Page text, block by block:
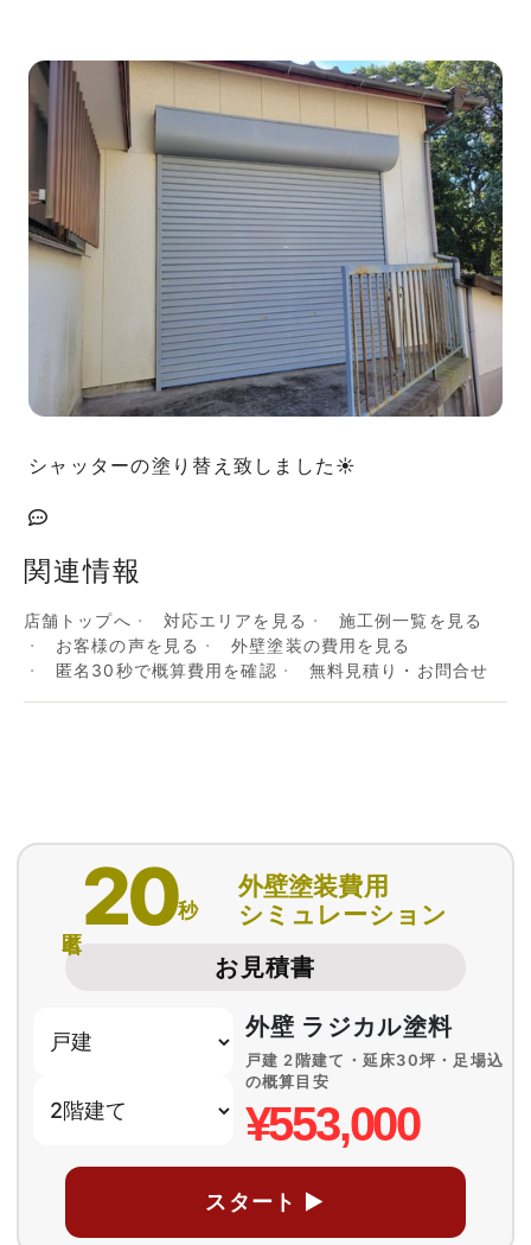
シャッターの塗り替え致しました☀️
関連情報
店舗トップへ 対応エリアを見る
施工例一覧を見る
お客様の声を見る
外壁塗装の費用を見る
匿名30秒で概算費用を確認
無料見積り・お問合せ
20秒
外壁塗装費用
シミュレーション
お見積書
外壁 ラジカル塗料
戸建 2階建て・延床30坪・足場込
の概算目安
¥553,000
スタート ▶